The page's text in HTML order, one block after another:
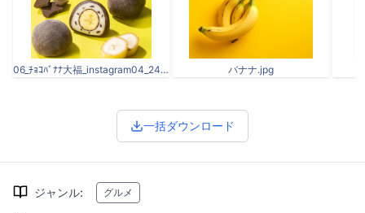
06_ﾁｮｺﾊﾞﾅﾅ大福_instagram04_2405_実.jpg バナナ.jpg
一括ダウンロード
ジャンル: グルメ